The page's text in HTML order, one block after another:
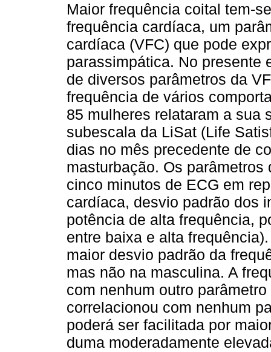
Maior frequência coital tem-
frequência cardíaca, um
cardíaca (VFC) que pode
parassimpática. No presente
de diversos parâmetros da
frequência de vários
85 mulheres relataram a sua
subescala da LiSat (Life
dias no mês precedente de
masturbação. Os
cinco minutos de ECG em
cardíaca, desvio padrão dos
potência de alta frequência,
entre baixa e alta
maior desvio padrão da
mas não na masculina. A
com nenhum outro
correlacionou com nenhum
poderá ser facilitada por
duma moderadamente